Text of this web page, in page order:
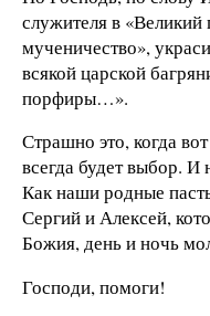
служителя в
мученичество»,
всякой царской
порфиры…».
Страшно это, когда
всегда будет выбор. И
Как наши родные
Сергий и Алексей,
Божия, день и ночь
Господи, помоги!